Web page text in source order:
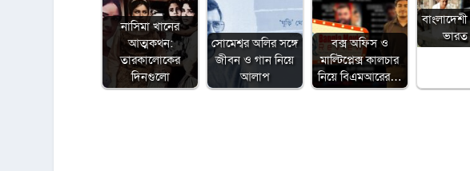
নাসিমা খানের
আত্মকথন:
তারকালোকের
দিনগুলো
সোমেশ্বর অলির সঙ্গে
জীবন ও গান নিয়ে
আলাপ
বক্স অফিস ও
মাল্টিপ্লেক্স কালচার
নিয়ে বিএমআরের…
ভারত